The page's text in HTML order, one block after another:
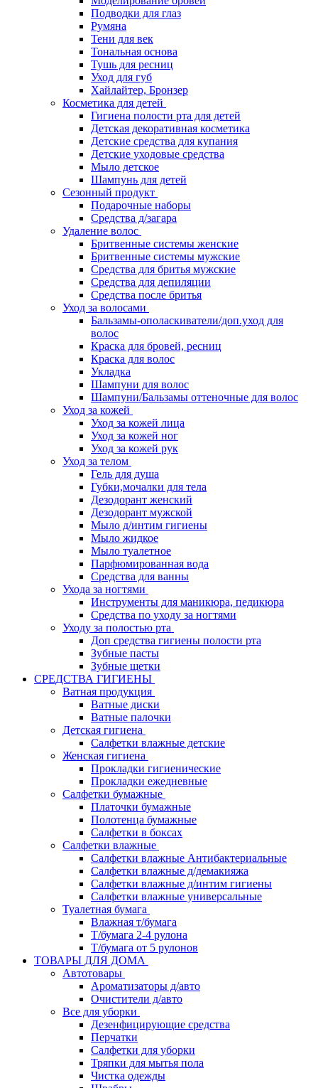
Подводки для глаз
Румяна
Тени для век
Тональная основа
Тушь для ресниц
Уход для губ
Хайлайтер, Бронзер
Косметика для детей
Гигиена полости рта для детей
Детская декоративная косметика
Детские средства для купания
Детские уходовые средства
Мыло детское
Шампунь для детей
Сезонный продукт
Подарочные наборы
Средства д/загара
Удаление волос
Бритвенные системы женские
Бритвенные системы мужские
Средства для бритья мужские
Средства для депиляции
Средства после бритья
Уход за волосами
Бальзамы-ополаскиватели/доп.уход для
волос
Краска для бровей, ресниц
Краска для волос
Укладка
Шампуни для волос
Шампуни/Бальзамы оттеночные для волос
Уход за кожей
Уход за кожей лица
Уход за кожей ног
Уход за кожей рук
Уход за телом
Гель для душа
Губки,мочалки для тела
Дезодорант женский
Дезодорант мужской
Мыло д/интим гигиены
Мыло жидкое
Мыло туалетное
Парфюмированная вода
Средства для ванны
Ухода за ногтями
Инструменты для маникюра, педикюра
Средства по уходу за ногтями
Уходу за полостью рта
Доп средства гигиены полости рта
Зубные пасты
Зубные щетки
СРЕДСТВА ГИГИЕНЫ
Ватная продукция
Ватные диски
Ватные палочки
Детская гигиена
Салфетки влажные детские
Женская гигиена
Прокладки гигиенические
Прокладки ежедневные
Салфетки бумажные
Платочки бумажные
Полотенца бумажные
Салфетки в боксах
Салфетки влажные
Салфетки влажные Антибактериальные
Салфетки влажные д/демакияжа
Салфетки влажные д/интим гигиены
Салфетки влажные универсальные
Туалетная бумага
Влажная т/бумага
Т/бумага 2-4 рулона
Т/бумага от 5 рулонов
ТОВАРЫ ДЛЯ ДОМА
Автотовары
Ароматизаторы д/авто
Очистители д/авто
Все для уборки
Дезенфицирующие средства
Перчатки
Салфетки для уборки
Тряпки для мытья пола
Чистка одежды